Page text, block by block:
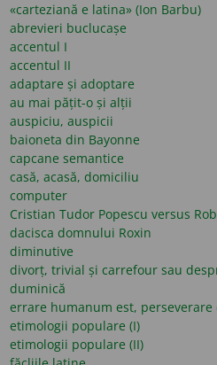
«carteziană e latina» (Ion Barbu)
abrevieri buclucașe
accentul I
accentul II
adaptare și adoptare
au mai pățit-o și alții
auspiciu, auspicii
baioneta din Bayonne
capcane semantice
casă, acasă, domiciliu
computer
Cristian Tudor Popescu versus
dacisca domnului Roxin
diminutive
divorț, trivial și carrefour sau
duminică
errare humanum est, perseverare
etimologii populare (I)
etimologii populare (II)